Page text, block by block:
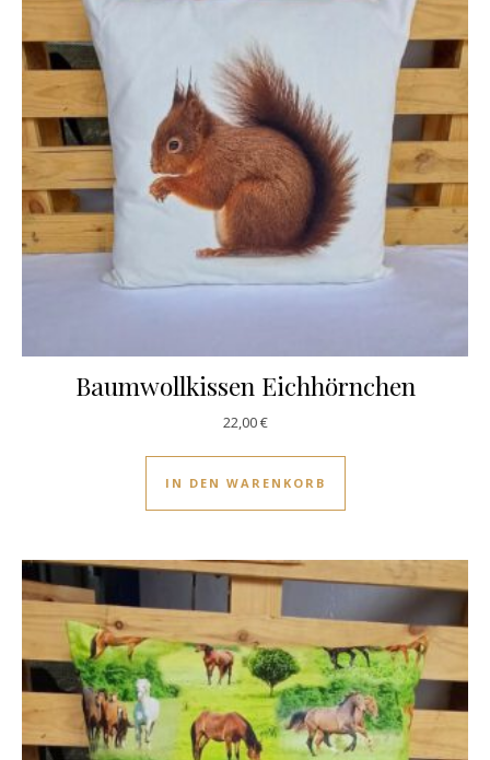
Baumwollkissen Eichhörnchen
22,00€
IN DEN WARENKORB